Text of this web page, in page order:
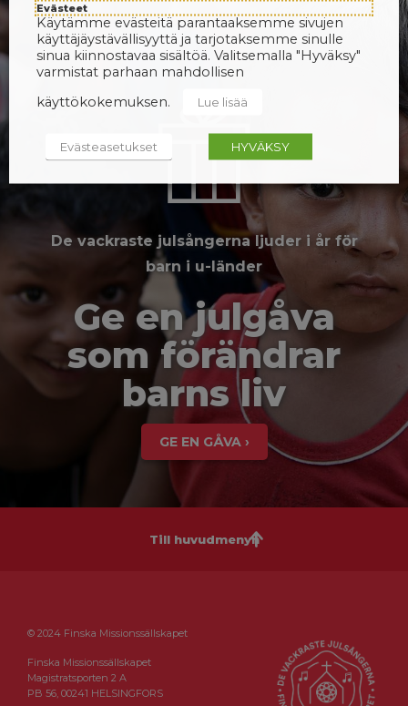
De vackraste julsångerna ljuder i år för
barn i u-länder
Ge en julgåva
som förändrar
barns liv
GE EN GÅVA ›
Till huvudmenyn
© 2024 Finska Missionssällskapet
Finska Missionssällskapet
Magistratsporten 2 A
PB 56, 00241 HELSINGFORS
Evästeet
Käytämme evästeitä parantaaksemme sivujen
käyttäjäystävällisyyttä ja tarjotaksemme sinulle
sinua kiinnostavaa sisältöä. Valitsemalla "Hyväksy"
varmistat parhaan mahdollisen
käyttökokemuksen.
Lue lisää
Evästeasetukset HYVÄKSY